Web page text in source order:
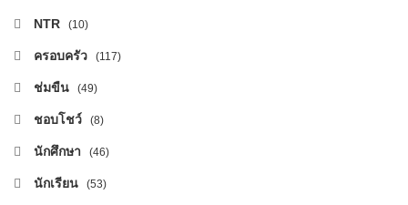
NTR (10)
ครอบครัว (117)
ช่มขืน (49)
ชอบโชว์ (8)
นักศึกษา (46)
นักเรียน (53)